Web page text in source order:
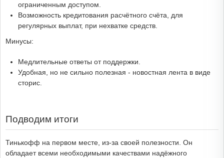
ограниченным доступом.
Возможность кредитования расчётного счёта, для
регулярных выплат, при нехватке средств.
Минусы:
Медлительные ответы от поддержки.
Удобная, но не сильно полезная - новостная лента в виде
сторис.
Подводим итоги
Тинькофф на первом месте, из-за своей полезности. Он
обладает всеми необходимыми качествами надёжного